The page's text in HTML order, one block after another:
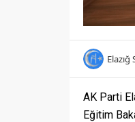
Elazığ
AK Parti
Eğitim